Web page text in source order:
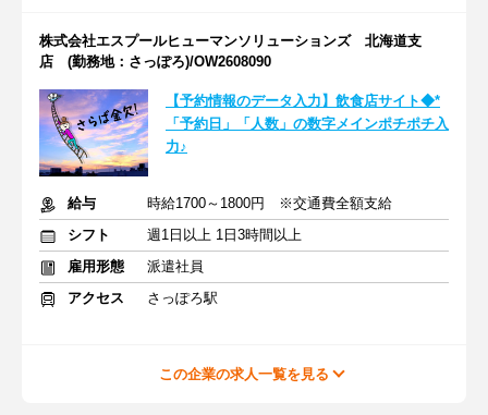
株式会社エスプールヒューマンソリューションズ 北海道支
店 (勤務地：さっぽろ)/OW2608090
【予約情報のデータ入力】飲食店サイト◆*
「予約日」「人数」の数字メインポチポチ入
力♪
給与
時給1700～1800円 ※交通費全額支給
シフト
週1日以上 1日3時間以上
雇用形態
派遣社員
アクセス
さっぽろ駅
この企業の求人一覧を見る